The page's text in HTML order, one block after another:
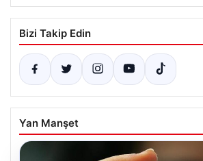
Bizi Takip Edin
Yan Manşet